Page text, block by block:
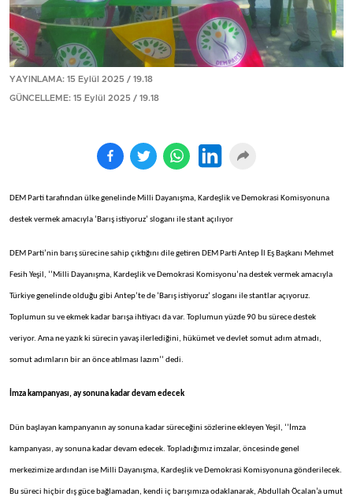
YAYINLAMA: 15 Eylül 2025 / 19.18
GÜNCELLEME: 15 Eylül 2025 / 19.18
DEM Parti tarafından ülke genelinde Milli Dayanışma, Kardeşlik ve Demokrasi Komisyonuna
destek vermek amacıyla ‘Barış istiyoruz’ sloganı ile stant açılıyor
DEM Parti’nin barış sürecine sahip çıktığını dile getiren DEM Parti Antep İl Eş Başkanı Mehmet
Fesih Yeşil, ‘’Milli Dayanışma, Kardeşlik ve Demokrasi Komisyonu’na destek vermek amacıyla
Türkiye genelinde olduğu gibi Antep’te de ‘Barış istiyoruz’ sloganı ile stantlar açıyoruz.
Toplumun su ve ekmek kadar barışa ihtiyacı da var. Toplumun yüzde 90 bu sürece destek
veriyor. Ama ne yazık ki sürecin yavaş ilerlediğini, hükümet ve devlet somut adım atmadı,
somut adımların bir an önce atılması lazım’’ dedi.
İmza kampanyası, ay sonuna kadar devam edecek
Dün başlayan kampanyanın ay sonuna kadar süreceğini sözlerine ekleyen Yeşil, ‘’İmza
kampanyası, ay sonuna kadar devam edecek. Topladığımız imzalar, öncesinde genel
merkezimize ardından ise Milli Dayanışma, Kardeşlik ve Demokrasi Komisyonuna gönderilecek.
Bu süreci hiçbir dış güce bağlamadan, kendi iç barışımıza odaklanarak, Abdullah Öcalan’a umut